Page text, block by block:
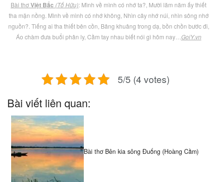
Bài thơViệt Bắc (Tố Hữu): Mình về mình có nhớ ta?, Mười lăm năm ấy thiết
tha mặn nồng. Mình về mình có nhớ không, Nhìn cây nhớ núi, nhìn sông nhớ
nguồn?. Tiếng ai tha thiết bên cồn, Bâng khuâng trong dạ, bồn chồn bước đi,
Áo chàm đưa buổi phân ly, Cầm tay nhau biết nói gì hôm nay… GoiY.vn
5/5 (4 votes)
Bài viết liên quan:
Bài thơ Bên kia sông Đuống (Hoàng Cầm)